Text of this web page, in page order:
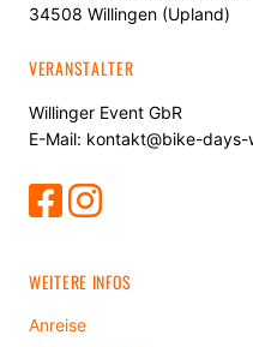
34508 Willingen (Upland)
VERANSTALTER
Willinger Event GbR
E-Mail: kontakt@bike-days-
WEITERE INFOS
Anreise